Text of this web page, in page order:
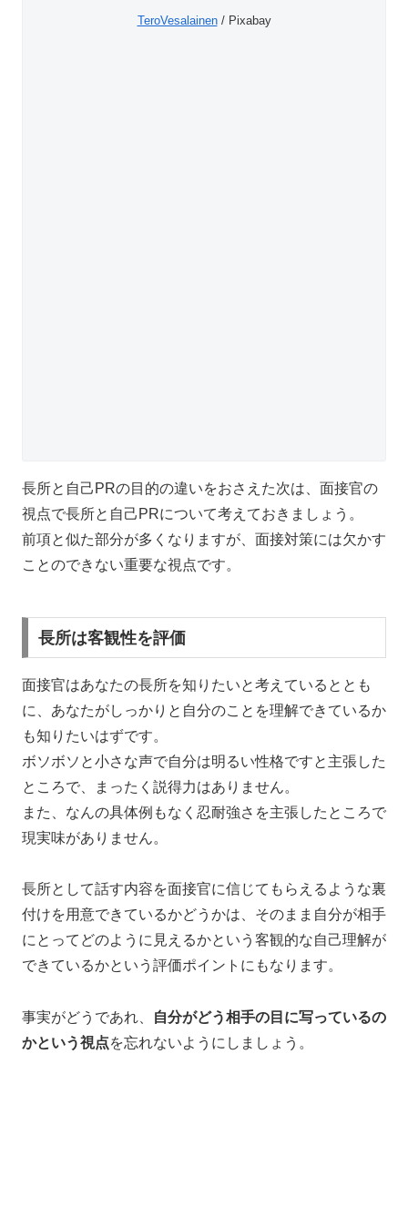
TeroVesalainen/ Pixabay
長所と自己PRの目的の違いをおさえた次は、面接官の
視点で長所と自己PRについて考えておきましょう。
前項と似た部分が多くなりますが、面接対策には欠かす
ことのできない重要な視点です。
長所は客観性を評価
面接官はあなたの長所を知りたいと考えているととも
に、あなたがしっかりと自分のことを理解できているか
も知りたいはずです。
ボソボソと小さな声で自分は明るい性格ですと主張した
ところで、まったく説得力はありません。
また、なんの具体例もなく忍耐強さを主張したところで
現実味がありません。
長所として話す内容を面接官に信じてもらえるような裏
付けを用意できているかどうかは、そのまま自分が相手
にとってどのように見えるかという客観的な自己理解が
できているかという評価ポイントにもなります。
事実がどうであれ、
自分がどう相手の目に写っているの
かという視点を忘れないようにしましょう。